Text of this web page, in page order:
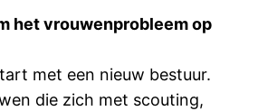
het vrouwenprobleem op
met een nieuw bestuur.
die zich met scouting,